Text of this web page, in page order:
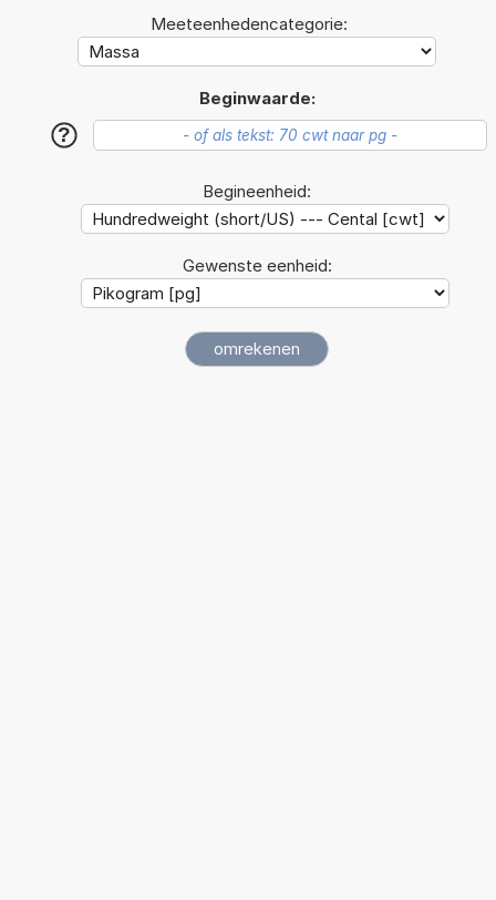
Meeteenhedencategorie:
Beginwaarde:
?
Begineenheid:
Gewenste eenheid: